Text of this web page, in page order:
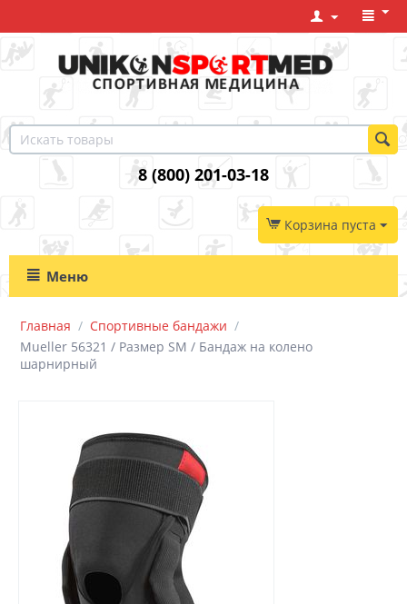
8 (800) 201-03-18
Корзина пуста
Меню
Главная / Спортивные бандажи /
Mueller 56321 / Размер SM / Бандаж на колено
шарнирный